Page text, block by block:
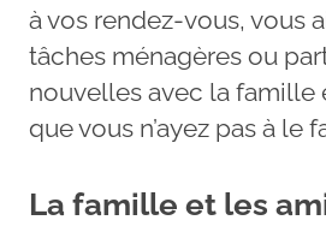
à vos rendez-vous, vous
tâches ménagères ou
nouvelles avec la famille
que vous n’ayez pas à le
La famille et les